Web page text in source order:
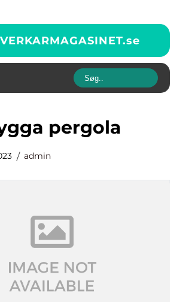
se
pergola
admin